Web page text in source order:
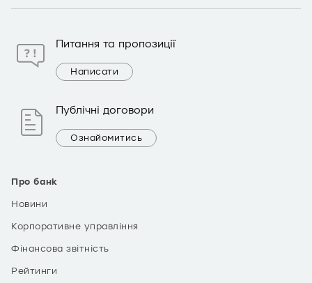
Про банк
Новини
Корпоративне управління
Фінансова звітність
Рейтинги
Питання та пропозиції
Написати
Публічні договори
Ознайомитись